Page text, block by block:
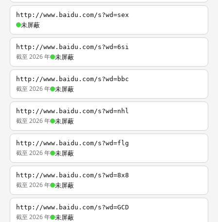
http://www.baidu.com/s?wd=sex
未屏蔽
http://www.baidu.com/s?wd=6si
截至 2026 年 未屏蔽
http://www.baidu.com/s?wd=bbc
截至 2026 年 未屏蔽
http://www.baidu.com/s?wd=nhl
截至 2026 年 未屏蔽
http://www.baidu.com/s?wd=flg
截至 2026 年 未屏蔽
http://www.baidu.com/s?wd=8x8
截至 2026 年 未屏蔽
http://www.baidu.com/s?wd=GCD
截至 2026 年 未屏蔽